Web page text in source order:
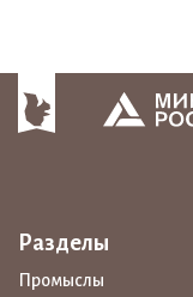
Разделы
Промыслы